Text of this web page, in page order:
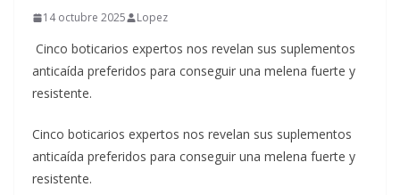
14 octubre 2025 Lopez
Cinco boticarios expertos nos revelan sus suplementos
anticaída preferidos para conseguir una melena fuerte y
resistente.
​Cinco boticarios expertos nos revelan sus suplementos
anticaída preferidos para conseguir una melena fuerte y
resistente.